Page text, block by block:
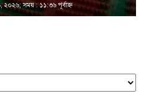
২০২৬; সময় : ১১:৩৬ পূর্বাহ্ণ